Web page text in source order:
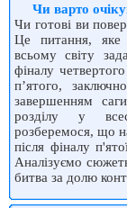
Чи варто
Чи готові ви
Це питання, яке
всьому світу
фіналу
п’ятого,
завершенням
розділу у
розберемося, що
після фіналу
Аналізуємо
битва за долю